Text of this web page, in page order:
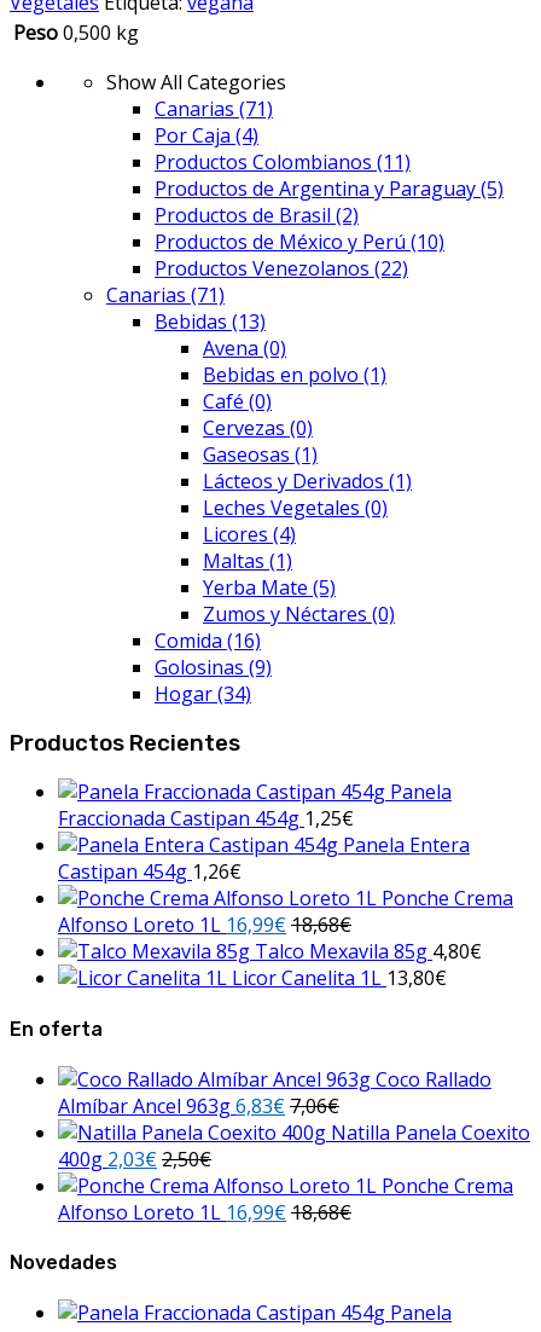
Peso0,500 kg
Show All Categories
Canarias (71)
Por Caja (4)
Productos Colombianos (11)
Productos de Argentina y Paraguay(5)
Productos de Brasil (2)
Productos de México y Perú (10)
Productos Venezolanos (22)
Canarias (71)
Bebidas (13)
Avena (0)
Bebidas en polvo (1)
Café (0)
Cervezas (0)
Gaseosas (1)
Lácteos y Derivados (1)
Leches Vegetales (0)
Licores (4)
Maltas (1)
Yerba Mate (5)
Zumos y Néctares (0)
Comida (16)
Golosinas (9)
Hogar(34)
Productos Recientes
Panela
Fraccionada Castipan 454g 1,25€
Panela Entera
Castipan 454g 1,26€
Ponche Crema
Alfonso Loreto 1L 16,99€18,68€
Talco Mexavila 85g 4,80€
Licor Canelita 1L 13,80€
En oferta
Coco Rallado
Almíbar Ancel 963g6,83€7,06€
Natilla Panela Coexito
400g 2,03€2,50€
Ponche Crema
Alfonso Loreto 1L 16,99€18,68€
Novedades
Panela